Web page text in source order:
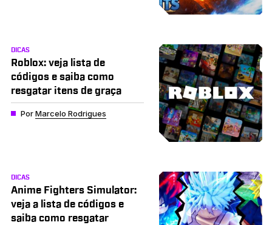
DICAS
Roblox: veja lista de
códigos e saiba como
resgatar itens de graça
PorMarcelo Rodrigues
DICAS
Anime Fighters Simulator:
veja a lista de códigos e
saiba como resgatar